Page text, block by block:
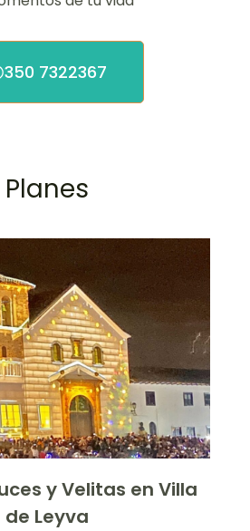
350 7322367
Planes
y Velitas en Villa
de Leyva